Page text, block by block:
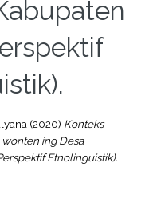
(2020) Konteks
wonten ing Desa
Etnolinguistik).